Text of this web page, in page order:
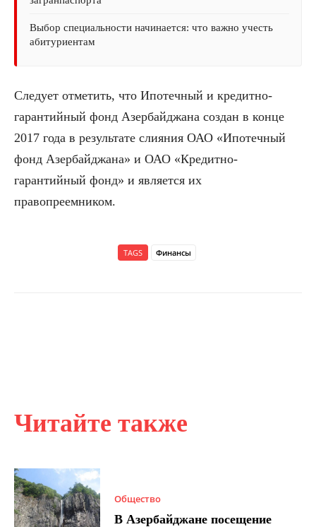
Читайте также
Общество
В Азербайджане посещение
Выбор специальности начинается: что важно учесть
абитуриентам
Следует отметить, что Ипотечный и кредитно-
гарантийный фонд Азербайджана создан в конце
2017 года в результате слияния ОАО «Ипотечный
фонд Азербайджана» и ОАО «Кредитно-
гарантийный фонд» и является их
правопреемником.
TAGS Финансы